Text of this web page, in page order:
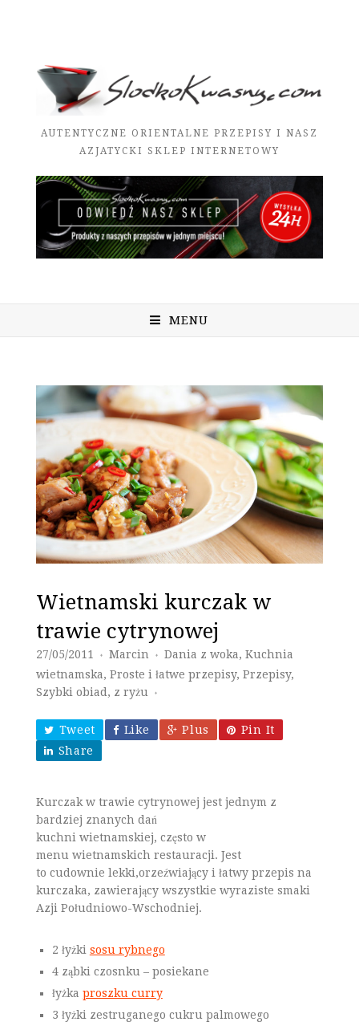
AUTENTYCZNE ORIENTALNE PRZEPISY I NASZ
AZJATYCKI SKLEP INTERNETOWY
MENU
Wietnamski kurczak w
trawie cytrynowej
27/05/2011 ♦ Marcin ♦ Dania z woka, Kuchnia
wietnamska, Proste i łatwe przepisy, Przepisy,
Szybki obiad , z ryżu ♦
Tweet Like Plus
Pin It
Share
Kurczak w trawie cytrynowej jest jednym z
bardziej znanych dań
kuchni wietnamskiej, często w
menu wietnamskich restauracji. Jest
to cudownie lekki,orzeźwiający i łatwy przepis na
kurczaka, zawierający wszystkie wyraziste smaki
Azji Południowo-Wschodniej.
2 łyżki sosu rybnego
4 ząbki czosnku – posiekane
łyżka proszku curry
3 łyżki zestruganego cukru palmowego